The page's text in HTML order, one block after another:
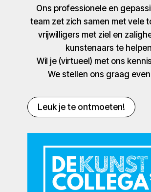
Ons professionele en
team zet zich samen met vele
vrijwilligers met ziel en
kunstenaars te
Wil je (virtueel) met ons
We stellen ons graag
Leuk je te ontmoeten!